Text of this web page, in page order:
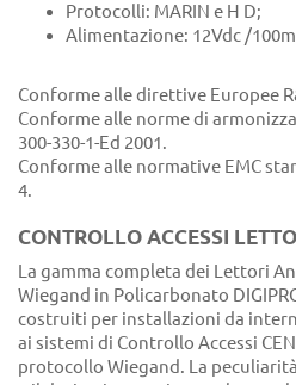
Protocolli: MARIN e H D;
Alimentazione: 12Vdc /
Conforme alle direttive Europee
Conforme alle norme di
300-330-1-Ed 2001.
Conforme alle normative EMC
4.
CONTROLLO ACCESSI
La gamma completa dei Lettori
Wiegand in Policarbonato
costruiti per installazioni da
ai sistemi di Controllo Accessi
protocollo Wiegand. La